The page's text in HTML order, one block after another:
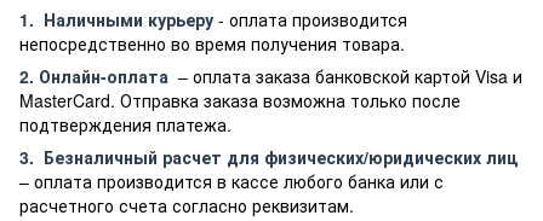
1. Наличными курьеру - оплата производится
непосредственно во время получения товара.
2. Онлайн-оплата – оплата заказа банковской картой Visa и
MasterCard. Отправка заказа возможна только после
подтверждения платежа.
3. Безналичный расчет для физических/юридических лиц
– оплата производится в кассе любого банка или с
расчетного счета согласно реквизитам.